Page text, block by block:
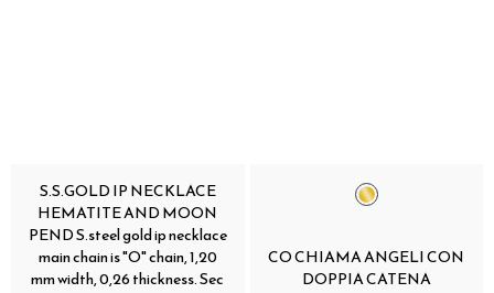
S.S.GOLD IP NECKLACE
HEMATITE AND MOON
PEND S.steel gold ip necklace
main chain is "O" chain, 1,20
mm width, 0,26 thickness. Sec
CO CHIAMA ANGELI CON
DOPPIA CATENA